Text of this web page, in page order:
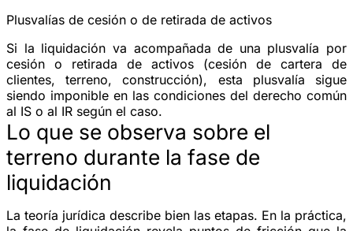
Plusvalías de cesión o de retirada de activos
Si la liquidación va acompañada de una plusvalía por
cesión o retirada de activos (cesión de cartera de
clientes, terreno, construcción), esta plusvalía sigue
siendo imponible en las condiciones del derecho común
al IS o al IR según el caso.
Lo que se observa sobre el
terreno durante la fase de
liquidación
La teoría jurídica describe bien las etapas. En la práctica,